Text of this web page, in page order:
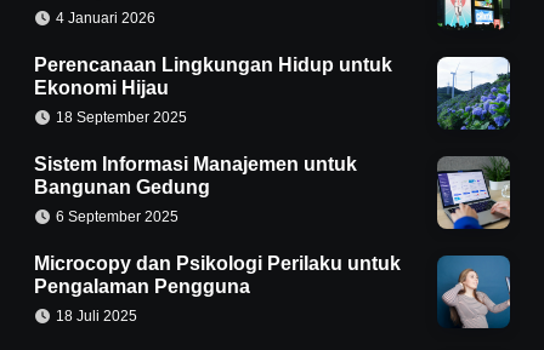
4 Januari 2026
Perencanaan Lingkungan Hidup untuk
Ekonomi Hijau
18 September 2025
Sistem Informasi Manajemen untuk
Bangunan Gedung
6 September 2025
Microcopy dan Psikologi Perilaku untuk
Pengalaman Pengguna
18 Juli 2025